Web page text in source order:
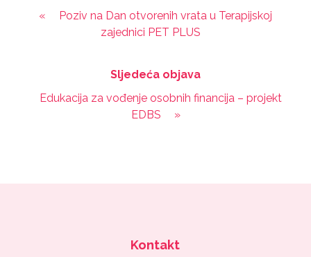
«
Poziv na Dan otvorenih vrata u Terapijskoj
zajednici PET PLUS
Sljedeća objava
Edukacija za vođenje osobnih financija – projekt
EDBS
»
Kontakt